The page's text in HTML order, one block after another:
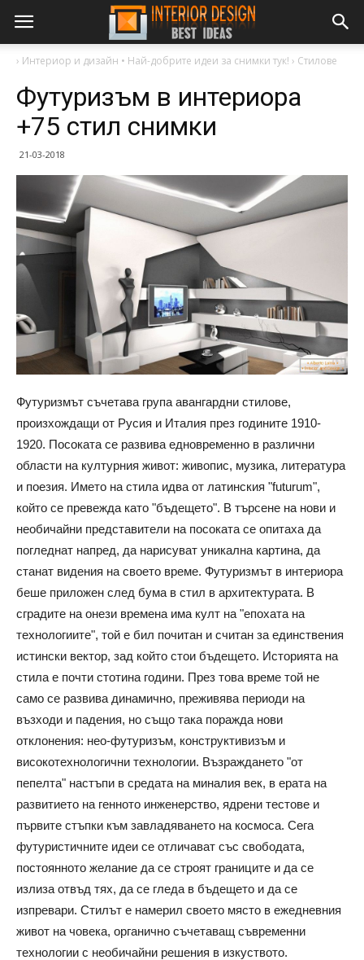
› Интериор и дизайн • Най-добрите идеи за снимки тук! › Стилове
Футуризъм в интериора
+75 стил снимки
21-03-2018
Футуризмът съчетава група авангардни стилове,
произхождащи от Русия и Италия през годините 1910-
1920. Посоката се развива едновременно в различни
области на културния живот: живопис, музика, литература
и поезия. Името на стила идва от латинския "futurum",
който се превежда като "бъдещето". В търсене на нови и
необичайни представители на посоката се опитаха да
погледнат напред, да нарисуват уникална картина, да
станат видения на своето време. Футуризмът в интериора
беше приложен след бума в стил в архитектурата. В
сградите на онези времена има култ на "епохата на
технологиите", той е бил почитан и считан за единствения
истински вектор, зад който стои бъдещето. Историята на
стила е почти стотина години. През това време той не
само се развива динамично, преживява периоди на
възходи и падения, но също така поражда нови
отклонения: нео-футуризъм, конструктивизъм и
високотехнологични технологии. Възраждането "от
пепелта" настъпи в средата на миналия век, в ерата на
развитието на генното инженерство, ядрени тестове и
първите стъпки към завладяването на космоса. Сега
футуристичните идеи се отличават със свободата,
постоянното желание да се строят границите и да се
излиза отвъд тях, да се гледа в бъдещето и да се
изпревари. Стилът е намерил своето място в ежедневния
живот на човека, органично съчетаващ съвременни
технологии с необичайни решения в изкуството.